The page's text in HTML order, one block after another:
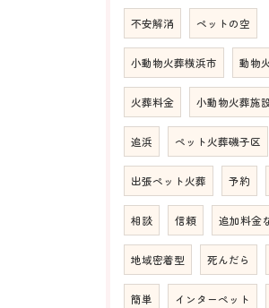
不安解消 ペットの空
小動物火葬横浜市 動物
火葬料金 小動物火葬施
追浜 ペット火葬磯子区
出張ペット火葬 予約
相談 信頼 追加料金
地域密着型 死んだら
簡単 インターペット